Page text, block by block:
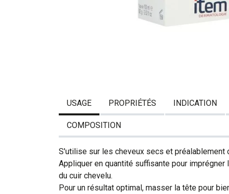
USAGE PROPRIÉTÉS INDICATION
COMPOSITION
S'utilise sur les cheveux secs et préalablement
Appliquer en quantité suffisante pour
du cuir chevelu.
Pour un résultat optimal, masser la tête pour